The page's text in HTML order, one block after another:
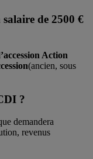
de 2500 €
Action
(ancien, sous
?
demandera
revenus